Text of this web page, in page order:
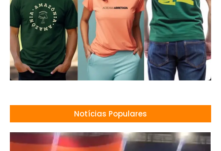
Notícias Populares